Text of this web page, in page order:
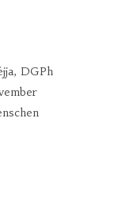
DGPh